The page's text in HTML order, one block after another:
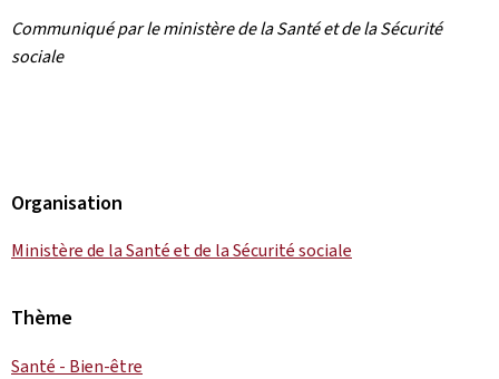
Communiqué par le ministère de la Santé et de la Sécurité
sociale
Organisation
Ministère de la Santé et de la Sécurité sociale
Thème
Santé - Bien-être